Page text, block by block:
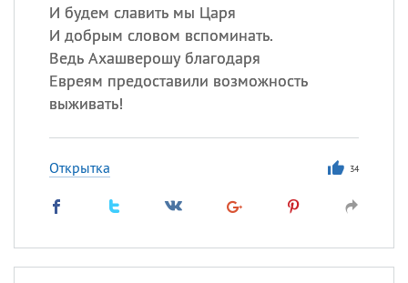
И будем славить мы Царя
И добрым словом вспоминать.
Ведь Ахашверошу благодаря
Евреям предоставили возможность
выживать!
Открытка 34